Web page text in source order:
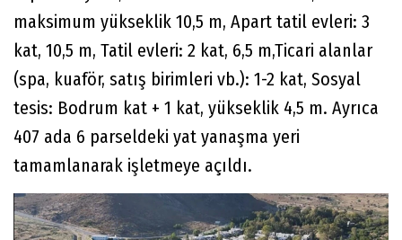
maksimum yükseklik 10,5 m, Apart tatil evleri: 3
kat, 10,5 m, Tatil evleri: 2 kat, 6,5 m,Ticari alanlar
(spa, kuaför, satış birimleri vb.): 1-2 kat, Sosyal
tesis: Bodrum kat + 1 kat, yükseklik 4,5 m. Ayrıca
407 ada 6 parseldeki yat yanaşma yeri
tamamlanarak işletmeye açıldı.